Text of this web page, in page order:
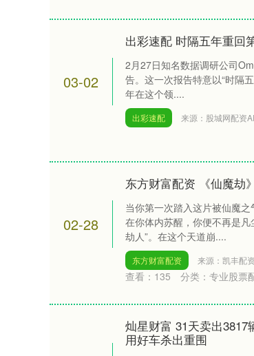
03-02
出彩速配 时隔五年重回
2月27日知名数据调研公司
告。这一次报告特意以“时隔
年在这个领....
出彩速配 来源：股城网配资
02-28
东方财富配资 《仙魔劫
当你第一次踏入这片被仙魔
在你体内苏醒，你便不再是
劫人”。在这个天道崩....
东方财富配资 来源：凯丰配
查看： 135 分类： 专业股票
灿星财富 31天卖出3817
用好车杀出重围